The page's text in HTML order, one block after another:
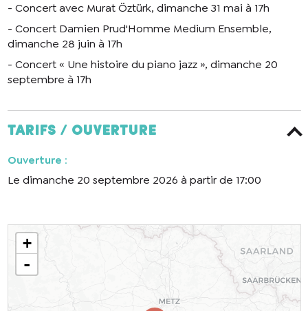
- Concert avec Murat Öztürk, dimanche 31 mai à 17h
- Concert Damien Prud'Homme Medium Ensemble,
dimanche 28 juin à 17h
- Concert « Une histoire du piano jazz », dimanche 20
septembre à 17h
Tarifs / ouverture
Ouverture :
Le dimanche 20 septembre 2026 à partir de 17:00
+
-
informations saisies soient utilisées pour
permettre de me recontacter.